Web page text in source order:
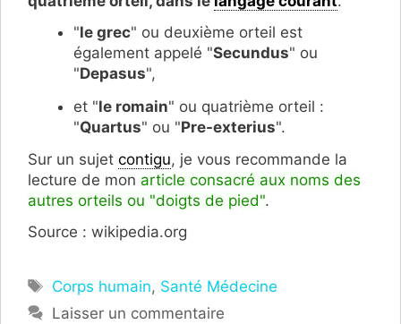
"le grec" ou deuxième orteil est
également appelé "Secundus" ou
"Depasus",
et "le romain" ou quatrième orteil :
"Quartus" ou "Pre-exterius".
Sur un sujet contigu, je vous recommande la
lecture de mon article consacré aux noms des
autres orteils ou "doigts de pied".
Source : wikipedia.org
Étiquettes
Corps humain, Santé Médecine
Laisser un commentaire